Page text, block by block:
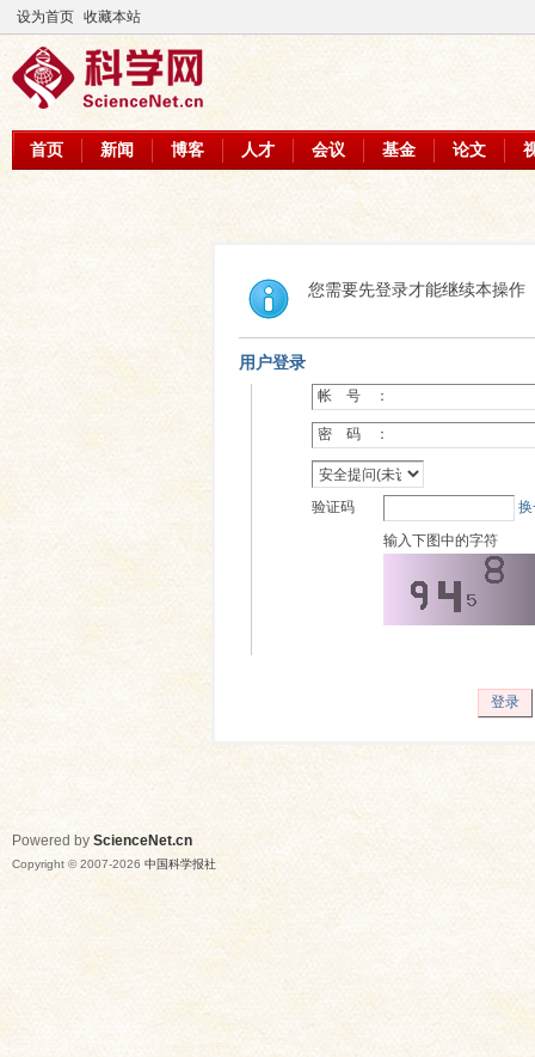
设为首页 收藏本站
首页 新闻 博客 人才 会议 基金 论文
您需要先登录才能继续本操作
用户登录
帐 号 ：
密 码 ：
验证码
输入下图中的字符
登录
Powered by ScienceNet.cn
Copyright © 2007-2026 中国科学报社